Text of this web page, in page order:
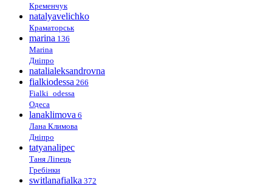
Кременчук
natalyavelichko
Краматорськ
marina 136
Marina
Дніпро
natalialeksandrovna
fialkiodessa 266
Fialki_odessa
Одеса
lanaklimova 6
Лана Климова
Дніпро
tatyanalipec
Таня Ліпець
Гребінки
switlanafialka 372